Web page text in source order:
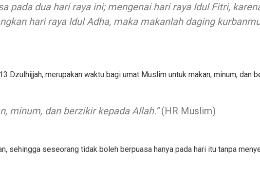
pada dua hari raya ini; mengenai hari raya Idul Fitri,
hari raya Idul Adha, maka makanlah daging
Dzulhijjah, merupakan waktu bagi umat Muslim untuk makan, minum, dan
minum, dan berzikir kepada Allah.”(HR Muslim)
sehingga seseorang tidak boleh berpuasa hanya pada hari itu tanpa